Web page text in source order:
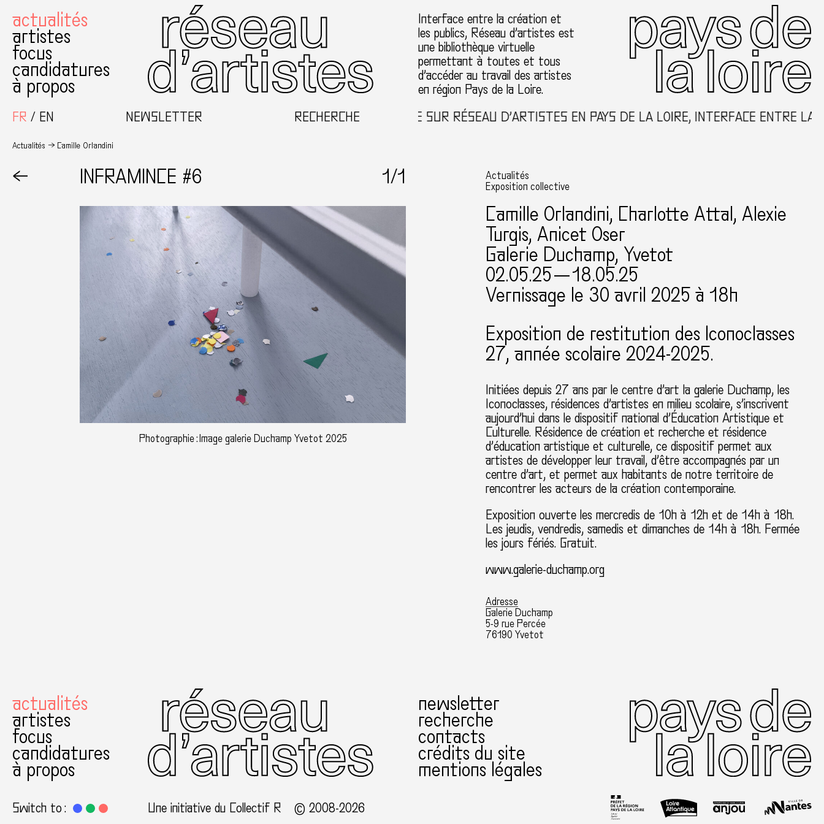
actualités
artistes
focus
candidatures
à propos
Interface entre la création et
les publics, Réseau d’artistes est
une bibliothèque virtuelle
permettant à toutes et tous
d’accéder au travail des artistes
en région Pays de la Loire.
FR
EN NEWSLETTER RECHERCHEBIENVENUE SUR RÉSEAU D’ARTISTES EN PAYS DE LA LOIRE, INTERFACE ENTRE LA
Actualités Camille Orlandini
← INFRAMINCE #6 1/1
Photographie : Image galerie Duchamp Yvetot 2025
Actualités
Exposition collective
Camille Orlandini, Charlotte Attal, Alexie
Turgis, Anicet Oser
Galerie Duchamp, Yvetot
02.05.25 — 18.05.25
Vernissage le 30 avril 2025 à 18h
Exposition de restitution des Iconoclasses
27, année scolaire 2024-2025.
Initiées depuis 27 ans par le centre d’art la galerie Duchamp, les
Iconoclasses, résidences d’artistes en milieu scolaire, s’inscrivent
aujourd’hui dans le dispositif national d’Éducation Artistique et
Culturelle. Résidence de création et recherche et résidence
d’éducation artistique et culturelle, ce dispositif permet aux
artistes de développer leur travail, d’être accompagnés par un
centre d’art, et permet aux habitants de notre territoire de
rencontrer les acteurs de la création contemporaine.
Exposition ouverte les mercredis de 10h à 12h et de 14h à 18h.
Les jeudis, vendredis, samedis et dimanches de 14h à 18h. Fermée
les jours fériés. Gratuit.
www.galerie-duchamp.org
Adresse
Galerie Duchamp
5-9 rue Percée
76190 Yvetot
actualités
artistes
focus
candidatures
à propos
newsletter
recherche
contacts
crédits du site
mentions légales
Switch to : Une initiative du Collectif R © 2008-2026